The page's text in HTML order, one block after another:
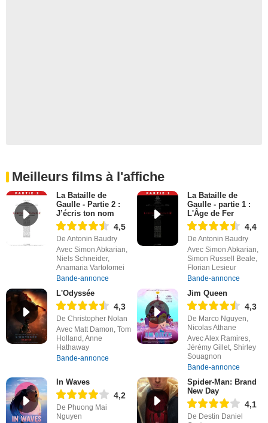
Meilleurs films à l'affiche
La Bataille de
Gaulle - Partie 2 :
J’écris ton nom
4,5
De Antonin Baudry
Avec Simon Abkarian,
Niels Schneider,
Anamaria Vartolomei
Bande-annonce
La Bataille de
Gaulle - partie 1 :
L'Âge de Fer
4,4
De Antonin Baudry
Avec Simon Abkarian,
Simon Russell Beale,
Florian Lesieur
Bande-annonce
L'Odyssée
4,3
De Christopher Nolan
Avec Matt Damon, Tom
Holland, Anne
Hathaway
Bande-annonce
Jim Queen
4,3
De Marco Nguyen,
Nicolas Athane
Avec Alex Ramires,
Jérémy Gillet, Shirley
Souagnon
Bande-annonce
In Waves
4,2
De Phuong Mai
Nguyen
Spider-Man: Brand
New Day
4,1
De Destin Daniel